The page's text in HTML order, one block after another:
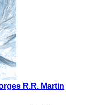
R.R. Martin